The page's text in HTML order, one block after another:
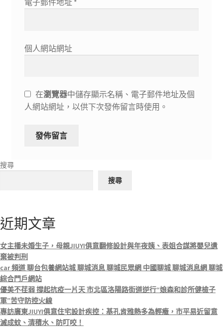
電子郵件地址 *
個人網站網址
在瀏覽器中儲存顯示名稱、電子郵件地址及個
人網站網址，以供下次發佈留言時使用。
搜尋
搜尋
近期文章
女主播未婚生子，母親JIUYI俱意翻修設計與年夜姨、表姐合謀將嬰兒遺
棄被判刑
car 頻道 聊台包養網站城 聊城消息 聊城民眾網 中國聊城 聊城消息網 聊城
綜合門戶網站
優美不荏弱 撐起抗疫一片天 市北區洛陽路街道逆行“娘森和診所健檢子
軍”苦守防控火線
專訪廣東JIUYI俱意住宅設計疾控：基孔肯雅熱多為輕癥，市平易近留意
滅成蚊、清積水、防叮咬！